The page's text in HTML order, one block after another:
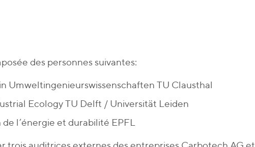
des personnes suivantes:
Umweltingenieurswissenschaften TU Clausthal
Ecology TU Delft / Universität Leiden
l’énergie et durabilité EPFL